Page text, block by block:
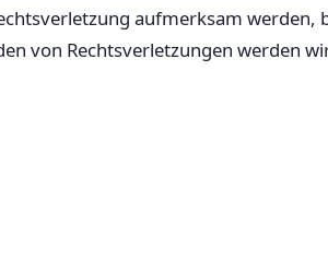
aufmerksam werden,
von Rechtsverletzungen werden